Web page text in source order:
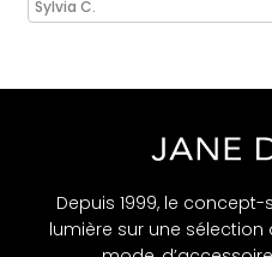
Sylvia C.
Depuis 1999, le
lumière sur une sélection